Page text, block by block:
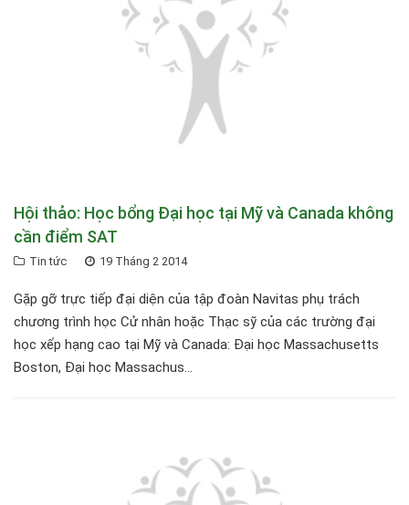
Hội thảo: Học bổng Đại học tại Mỹ và Canada không
cần điểm SAT
Tin tức 19 Tháng 2 2014
Gặp gỡ trực tiếp đại diện của tập đoàn Navitas phụ trách
chương trình học Cử nhân hoặc Thạc sỹ của các trường đại
học xếp hạng cao tại Mỹ và Canada: Đại học Massachusetts
Boston, Đại học Massachus...